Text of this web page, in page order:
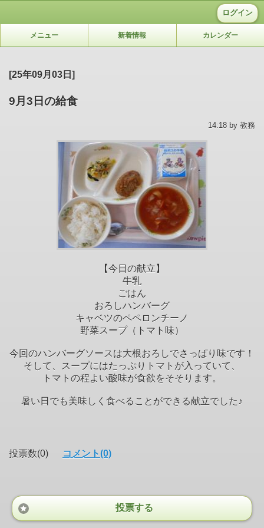
ログイン
メニュー 新着情報 カレンダー
[25年09月03日]
9月3日の給食
14:18 by 教務
【今日の献立】
牛乳
ごはん
おろしハンバーグ
キャベツのペペロンチーノ
野菜スープ（トマト味）
今回のハンバーグソースは大根おろしでさっぱり味です！
そして、スープにはたっぷりトマトが入っていて、
トマトの程よい酸味が食欲をそそります。
暑い日でも美味しく食べることができる献立でした♪
投票数(0) コメント(0)
投票する